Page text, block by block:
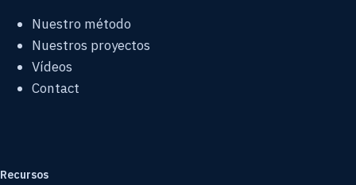
Nuestro método
Nuestros proyectos
Vídeos
Contact
Recursos